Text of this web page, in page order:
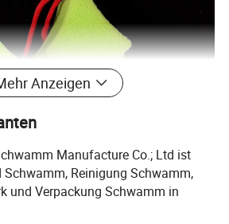
Anzeigen
Manufacture Co.; Ltd ist
Reinigung Schwamm,
und Verpackung Schwamm in